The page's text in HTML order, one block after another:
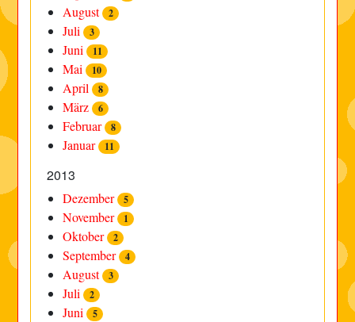
August 2
Juli 3
Juni 11
Mai 10
April 8
März 6
Februar 8
Januar 11
2013
Dezember 5
November 1
Oktober 2
September 4
August 3
Juli 2
Juni 5